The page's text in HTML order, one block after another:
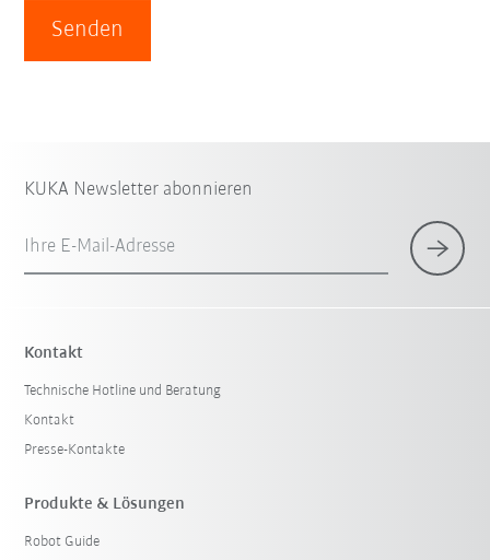
Senden
KUKA Newsletter abonnieren
Ihre E-Mail-Adresse
Kontakt
Technische Hotline und Beratung
Kontakt
Presse-Kontakte
Produkte & Lösungen
Robot Guide